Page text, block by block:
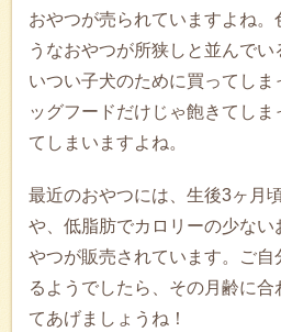
おやつが売られていますよね
うなおやつが所狭しと並んで
いつい子犬のために買ってしま
ッグフードだけじゃ飽きてし
てしまいますよね。
最近のおやつには、生後3ヶ月
や、低脂肪でカロリーの少ない
やつが販売されています。ご
るようでしたら、その月齢に
てあげましょうね！